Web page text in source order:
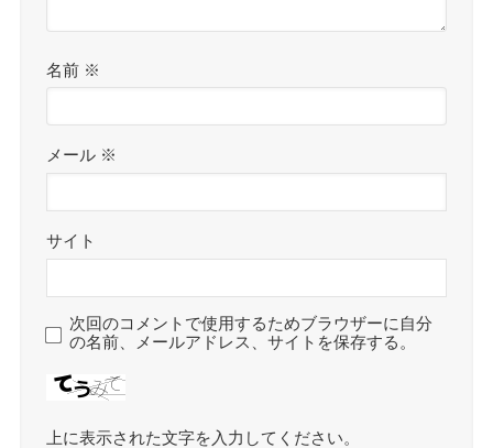
名前 ※
メール ※
サイト
次回のコメントで使用するためブラウザーに自分
の名前、メールアドレス、サイトを保存する。
上に表示された文字を入力してください。